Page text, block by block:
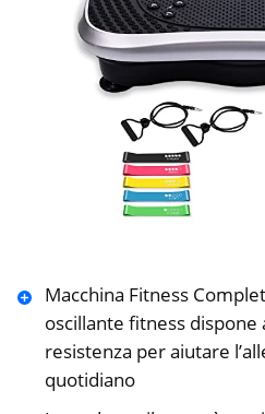
Macchina Fitness
oscillante fitness dispone
resistenza per aiutare
quotidiano